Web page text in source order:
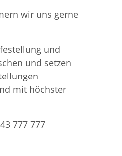
wir uns gerne
und
und setzen
mit höchster
777 777